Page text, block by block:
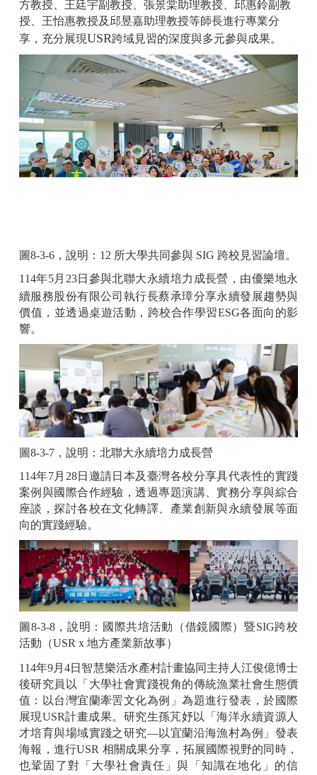
方教授、王廷宇副教授、張景棠助理教授、邱惠鈴副教
授、王怡惠教授及邱昱嘉助理教授等師長進行專業分
享，充分展現USR跨域見習的深度與多元參與成果。
圖8-3-6，說明：12 所大學共同參與 SIG 跨校見習論壇。
114年5月23日參與北聯大永續培力成長營，由優樂地永
續服務股份有限公司執行長蔡承璋分享永續發展趨勢與
價值，並透過桌遊活動，跨校合作學習ESG各面向的影
響。
圖8-3-7，說明：北聯大永續培力成長營
114年7月28日邀請日本及臺灣各校分享具代表性的實踐
案例與國際合作經驗，透過專題演講、實務分享與綜合
座談，探討各校在文化轉譯、產業創新與永續發展等面
向的實踐經驗。
圖 8-3-8，說明：國際共培活動 （借鏡國際）暨SIG跨校
活動 （USR x 地方產業新故事）
114年9月4日智慧樂活水產村計畫協同主持人江俊億博士
後研究員以「大學社會實踐視角的傳統漁業社會生態價
值：以台灣宜蘭牽罟文化為例」為題進行發表，於國際
展現USR計畫成果。研究生孫芃妤以「海洋永續資源人
才培育與場域實踐之研究—以宜蘭沿海漁村為例」發表
海報，進行USR 相關成果分享，拓展國際視野的同時，
也鞏固了對「大學社會責任」與「知識在地化」的信